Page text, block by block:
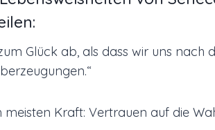
Glück ab, als dass wir uns nach
meisten Kraft: Vertrauen auf die